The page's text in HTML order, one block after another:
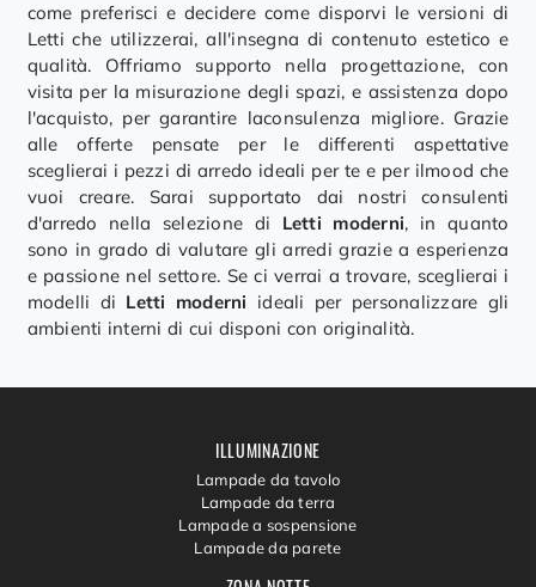
come preferisci e decidere come disporvi le versioni di
Letti che utilizzerai, all'insegna di contenuto estetico e
qualità. Offriamo supporto nella progettazione, con
visita per la misurazione degli spazi, e assistenza dopo
l'acquisto, per garantire laconsulenza migliore. Grazie
alle offerte pensate per le differenti aspettative
sceglierai i pezzi di arredo ideali per te e per ilmood che
vuoi creare. Sarai supportato dai nostri consulenti
d'arredo nella selezione di Letti moderni, in quanto
sono in grado di valutare gli arredi grazie a esperienza
e passione nel settore. Se ci verrai a trovare, sceglierai i
modelli di Letti moderni ideali per personalizzare gli
ambienti interni di cui disponi con originalità.
ILLUMINAZIONE
Lampade da tavolo
Lampade da terra
Lampade a sospensione
Lampade da parete